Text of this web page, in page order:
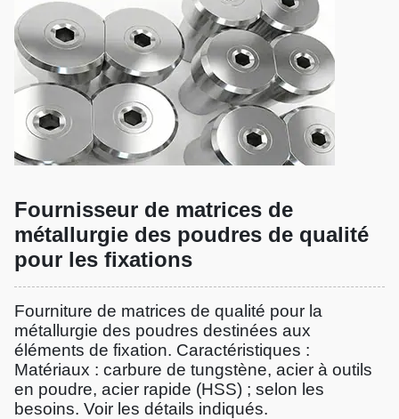
Fournisseur de matrices de
métallurgie des poudres de qualité
pour les fixations
Fourniture de matrices de qualité pour la
métallurgie des poudres destinées aux
éléments de fixation. Caractéristiques :
Matériaux : carbure de tungstène, acier à outils
en poudre, acier rapide (HSS) ; selon les
besoins. Voir les détails indiqués.